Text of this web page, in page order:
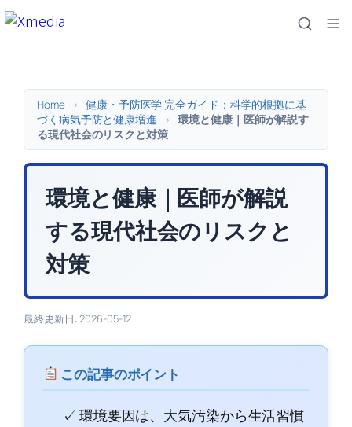
内
Home >
健康・予防医学 完全ガイド：科学的根拠に基
づく病気予防と健康増進
>
環境と健康｜医師が解説す
る現代社会のリスクと対策
環境と健康｜医師が解説
する現代社会のリスクと
対策
最終更新日: 2026-05-12
この記事のポイント
✓ 環境要因は、大気汚染から生活習慣